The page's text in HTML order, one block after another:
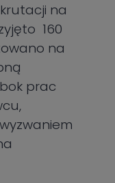
na
160
na
prac